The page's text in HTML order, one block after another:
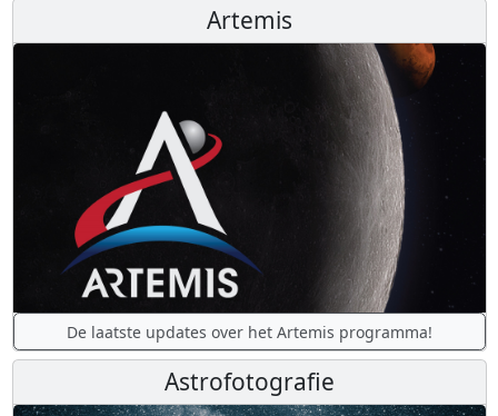
Artemis
De laatste updates over het Artemis programma!
Astrofotografie